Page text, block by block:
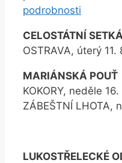
podrobnosti
CELOSTÁTNÍ
OSTRAVA, úterý
MARIÁNSKÁ POUŤ
KOKORY, neděle
ZÁBEŠTNÍ LHOTA,
LUKOSTŘELECKÉ